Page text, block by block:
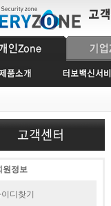
원정보
디찾기